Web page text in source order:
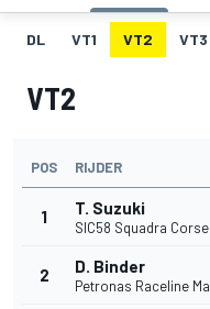
DL VT1 VT2 VT3
VT2
POS RIJDER
1 T. Suzuki
SIC58 Squadra Corse
2 D. Binder
Petronas Raceline